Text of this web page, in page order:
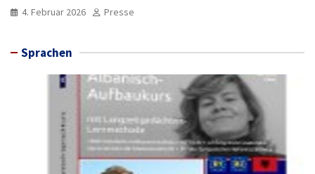
4. Februar 2026 Presse
Sprachen